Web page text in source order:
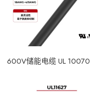
600V储能电缆 UL 10070